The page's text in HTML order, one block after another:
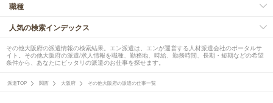
職種
人気の検索インデックス
その他大阪府の派遣情報の検索結果。エン派遣は、エンが運営する人材派遣会社のポータルサ
イト。その他大阪府の派遣/求人情報を職種、勤務地、時給、勤務時間、長期・短期などの希望
条件から、あなたにピッタリの派遣のお仕事を探せます。
派遣TOP 関西 大阪府 その他大阪府の派遣の仕事一覧